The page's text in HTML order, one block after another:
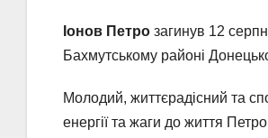
Іонов Петро загинув 12
Бахмутському районі
Молодий, життєрадісний та
енергії та жаги до життя